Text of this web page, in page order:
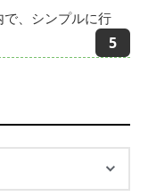
、シンプルに行